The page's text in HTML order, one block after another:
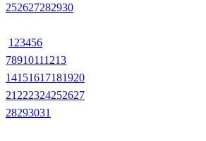
252627282930
1 23456
78910111213
14151617181920
21 222324252627
28293031